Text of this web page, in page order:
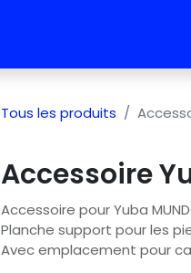
Tous les produits
Accessoire
Accessoire pour Yuba
Planche support pour les
Avec emplacement pour